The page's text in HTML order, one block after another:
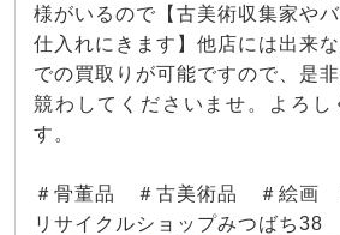
様がいるので【古美術収集家や
仕入れにきます】他店には出来
での買取りが可能ですので、是
競わしてくださいませ。よろし
す。
＃骨董品 ＃古美術品 ＃絵画
リサイクルショップみつばち38